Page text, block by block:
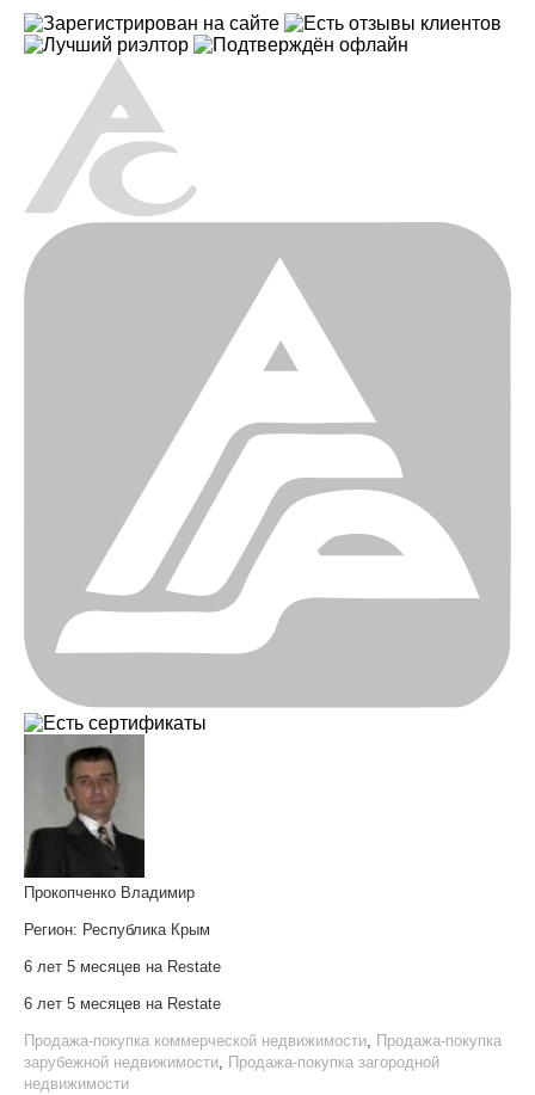
Прокопченко Владимир
Регион: Республика Крым
6 лет 5 месяцев на Restate
6 лет 5 месяцев на Restate
Продажа-покупка коммерческой недвижимости, Продажа-покупка
зарубежной недвижимости, Продажа-покупка загородной
недвижимости